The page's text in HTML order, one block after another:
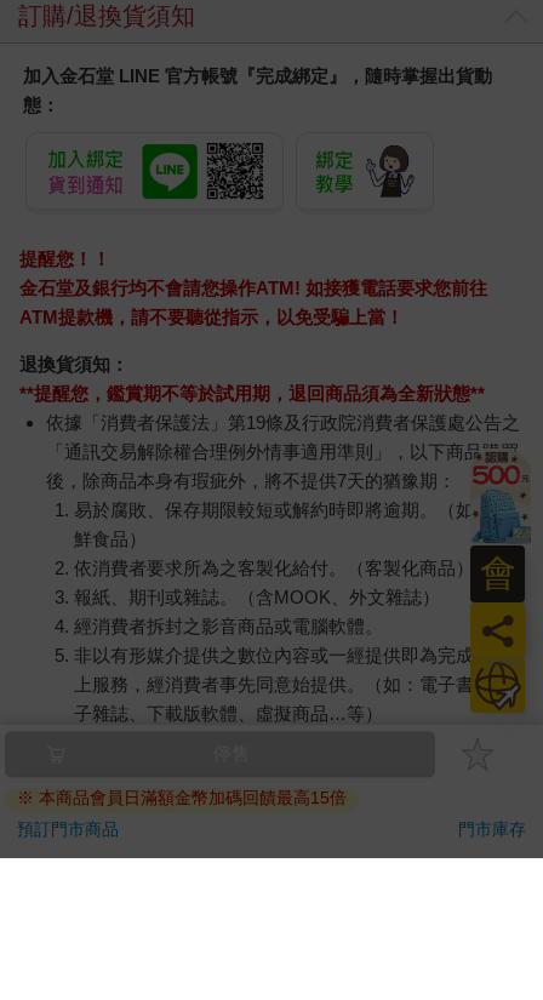
這班黑幫起初只是拿走一、兩樣東西，最近卻愈來愈猖狂，如
說：我們是拿你的東西，那又怎樣？你敢阻止或開罪我們嗎？
的確，我不想生事，不想找麻煩，所以唯有啞忍。
這時我看到Ree的眼神移到我身後，瞬間戲劇性地收起凶悍神
色，然後若無其事地與同伴離開。
我轉身往後望，看見Nia跟小花正朝我店走過來。
Nia望著那班黑人的背影，有點尷尬：「叔叔……」
剪刀，笑了笑，兩女孩同時點頭。
我抹了抹汗水便開始剪腸粉。
小花一直望著我掛在頸上的汗巾，若有所思似的；我瞄了瞄
她，把汗巾脫下：「妳似乎對它很有興趣，想要嗎？」
「才不要！」小花捏著鼻：「好臭啊！」
「臭嗎？這是男人味啊……」我拿起來作狀嗅了嗅，然後硬塞
給她們：「妳們嗅嗅！」
小花嘩一聲避開，兩女孩再次發出天真的大笑。
她倆的笑容無邪無垢，純潔得像一道清泉。那麼恰巧，一絲陽
光透過厚重雲層，照射在她們臉上。跟這千瘡百孔的世界相比，
整個畫面美好得不似真實。笑聲在我心裡的空洞迴蕩，在長久悲
涼淒苦的心緒中，好像流過一絲幸福暖意，實在無以名狀。
「今天我請客，妳倆自己去拿汽水。」
小花擰頭，掏出十元：「我們要十元腸粉就可以了。」
「妳們不喜歡喝汽水？」
「喜歡啊。」
「那為什麼不喝？」
「我們只有十元。」
「我跟你不太相熟……」小花瞇起眼睛，露出疑惑表情：「這
樣不太好。」
「我不是壞人來的。」
「都說跟你不相熟，我又怎知道你是不是壞人呢？」
訂購/退換貨須知
加入金石堂 LINE 官方帳號『完成綁定』，隨時掌握出貨動
態：
提醒您！！
金石堂及銀行均不會請您操作ATM! 如接獲電話要求您前往
ATM提款機，請不要聽從指示，以免受騙上當！
退換貨須知：
**提醒您，鑑賞期不等於試用期，退回商品須為全新狀態**
依據「消費者保護法」第19條及行政院消費者保護處公告之
「通訊交易解除權合理例外情事適用準則」，以下商品購買
後，除商品本身有瑕疵外，將不提供7天的猶豫期：
易於腐敗、保存期限較短或解約時即將逾期。（如：生
鮮食品）
依消費者要求所為之客製化給付。（客製化商品）
報紙、期刊或雜誌。（含MOOK、外文雜誌）
經消費者拆封之影音商品或電腦軟體。
非以有形媒介提供之數位內容或一經提供即為完成之線
上服務，經消費者事先同意始提供。（如：電子書、電
子雜誌、下載版軟體、虛擬商品…等）
已拆封之個人衛生用品。（如：內衣褲、刮鬍刀、除毛
若非上列種類商品，均享有到貨7天的猶豫期（含例假
日）。
辦理退換貨時，商品（組合商品恕無法接受單獨退貨）必須
日
員
會